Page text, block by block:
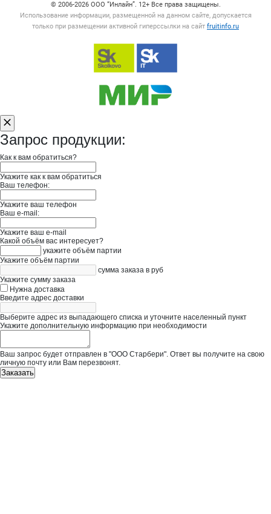
© 2006‑2026 ООО “Инлайн”. 12+ Все права защищены.
Использование информации, размещенной на данном сайте, допускается
только при размещении активной гиперссылки на сайт fruitinfo.ru
Запрос продукции:
Как к вам обратиться?
Укажите как к вам обратиться
Ваш телефон:
Укажите ваш телефон
Ваш e-mail:
Укажите ваш e-mail
Какой объём вас интересует?
укажите объём партии
Укажите объём партии
сумма заказа в руб
Укажите сумму заказа
Нужна доставка
Введите адрес доставки
Выберите адрес из выпадающего списка и уточните населенный пункт
Укажите дополнительную информацию при необходимости
Ваш запрос будет отправлен в "ООО Старбери". Ответ вы получите на свою
личную почту или Вам перезвонят.
Заказать